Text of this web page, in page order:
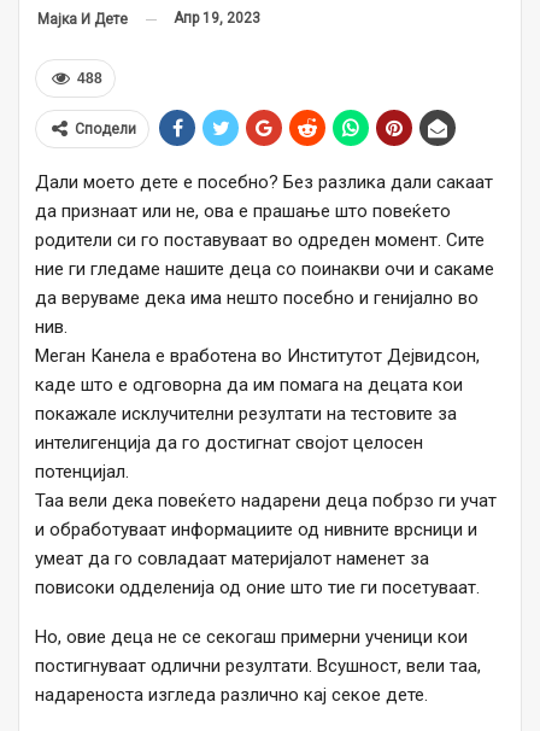
Мајка И Дете Апр 19, 2023
488
Сподели
Дали моето дете е посебно? Без разлика дали сакаат
да признаат или не, ова е прашање што повеќето
родители си го поставуваат во одреден момент. Сите
ние ги гледаме нашите деца со поинакви очи и сакаме
да веруваме дека има нешто посебно и генијално во
нив.
Меган Канела е вработена во Институтот Дејвидсон,
каде што е одговорна да им помага на децата кои
покажале исклучителни резултати на тестовите за
интелигенција да го достигнат својот целосен
потенцијал.
Таа вели дека повеќето надарени деца побрзо ги учат
и обработуваат информациите од нивните врсници и
умеат да го совладаат материјалот наменет за
повисоки одделенија од оние што тие ги посетуваат.
Но, овие деца не се секогаш примерни ученици кои
постигнуваат одлични резултати. Всушност, вели таа,
надареноста изгледа различно кај секое дете.